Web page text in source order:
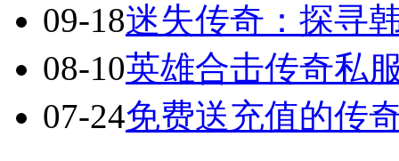
09-18迷失传奇：探寻
08-10英雄合击传奇私
07-24免费送充值的传